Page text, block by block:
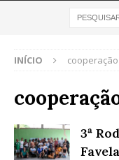
INÍCIO cooperação
3ª